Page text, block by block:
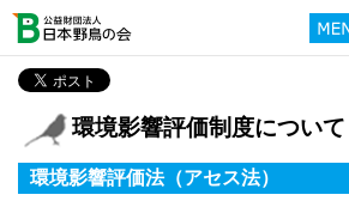
環境影響評価制度について
環境影響評価法（アセス法）